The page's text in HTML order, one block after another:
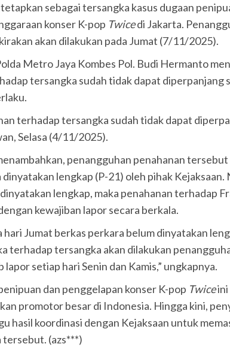
sebagai tersangka kasus dugaan
konser K-pop Twicedi Jakarta.
akan dilakukan pada Jumat (7/11/2025).
Metro Jaya Kombes Pol. Budi Hermanto
tersangka sudah tidak dapat diperpanjang
terhadap tersangka sudah tidak dapat
Selasa (4/11/2025).
penangguhan penahanan
lengkap (P-21) oleh pihak Kejaksaan.
lengkap, maka penahanan terhadap
kewajiban lapor secara berkala.
hari Jumat berkas perkara belum dinyatakan
terhadap tersangka akan dilakukan
lapor setiap hari Senin dan Kamis,” ungkapnya.
dan penggelapan konser K-pop Twiceini
promotor besar di Indonesia. Hingga kini,
hasil koordinasi dengan Kejaksaan untuk
(azs***)